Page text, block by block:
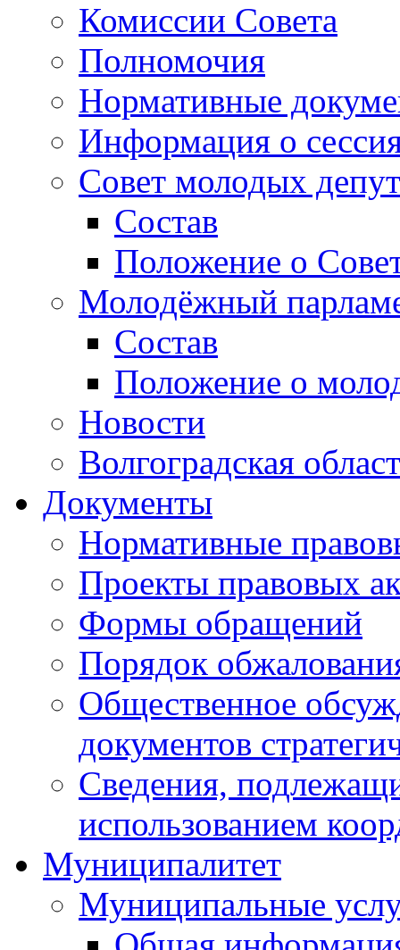
Комиссии Совета
Полномочия
Нормативные
Информация о
Совет молодых
Состав
Положение о
Молодёжный
Состав
Положение о
Новости
Волгоградская
Документы
Нормативные
Проекты правовых
Формы обращений
Порядок
Общественное
документов
Сведения,
использованием
Муниципалитет
Муниципальные